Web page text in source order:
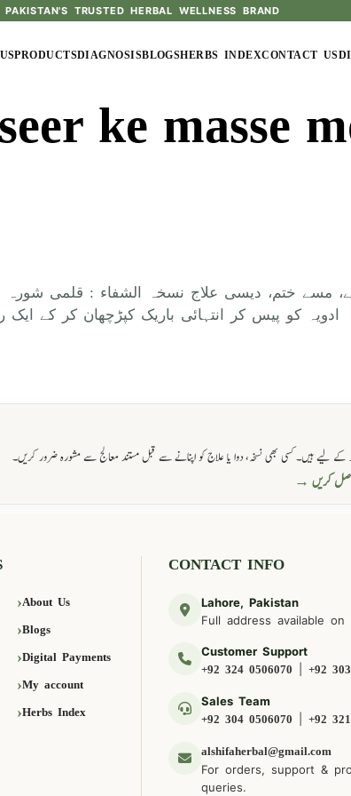
PAKISTAN'S TRUSTED HERBAL WELLNESS BRAND
PRODUCTSDIAGNOSISBLOGSHERBS INDEXCONTACT US
ke masse
ترکیب تیاری : ادویہ کو پیس کر انتہائی باریک
لیے ہیں۔ کسی بھی نسخہ، دوا یا علاج کو اپنانے سے قبل مستند معالج سے مشورہ ضرور کریں۔
کریں →
About Us
Blogs
Digital Payments
My account
Herbs Index
CONTACT INFO
Lahore, Pakistan
Full address available on
Customer Support
+92 324 0506070 |+92
Sales Team
+92 304 0506070 |+92
alshifaherbal@gmail.com
For orders, support &
queries.